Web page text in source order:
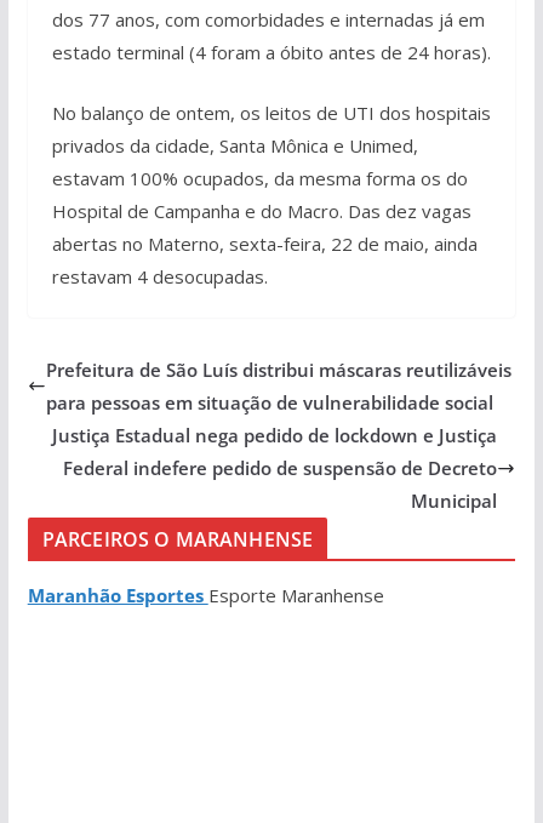
dos 77 anos, com comorbidades e internadas já em
estado terminal (4 foram a óbito antes de 24 horas).
No balanço de ontem, os leitos de UTI dos hospitais
privados da cidade, Santa Mônica e Unimed,
estavam 100% ocupados, da mesma forma os do
Hospital de Campanha e do Macro. Das dez vagas
abertas no Materno, sexta-feira, 22 de maio, ainda
restavam 4 desocupadas.
Prefeitura de São Luís distribui máscaras reutilizáveis
para pessoas em situação de vulnerabilidade social
Justiça Estadual nega pedido de lockdown e Justiça
Federal indefere pedido de suspensão de Decreto
Municipal
PARCEIROS O MARANHENSE
Maranhão Esportes Esporte Maranhense